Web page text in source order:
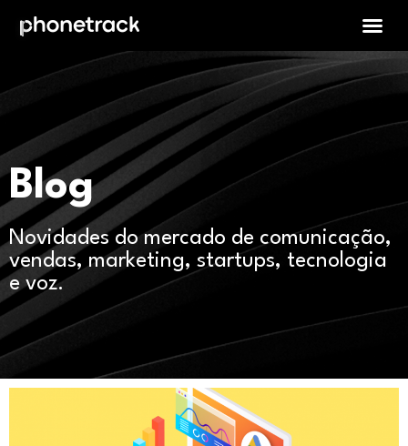
Blog
Novidades do mercado de comunicação,
vendas, marketing, startups, tecnologia
e voz.